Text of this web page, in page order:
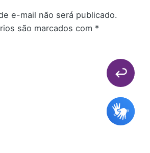
e-mail não será publicado.
são marcados com *